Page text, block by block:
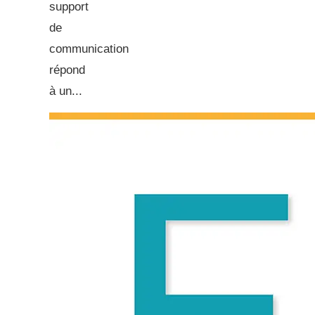
support
de
communication
répond
à un...